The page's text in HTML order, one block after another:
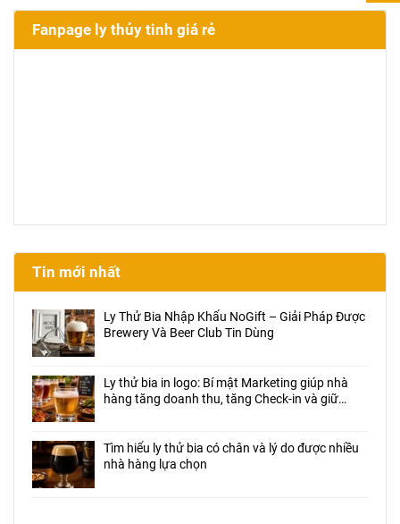
Fanpage ly thủy tinh giá rẻ
Tin mới nhất
Ly Thử Bia Nhập Khẩu NoGift – Giải Pháp Được
Brewery Và Beer Club Tin Dùng
Ly thử bia in logo: Bí mật Marketing giúp nhà
hàng tăng doanh thu, tăng Check-in và giữ
Tìm hiểu ly thử bia có chân và lý do được nhiều
nhà hàng lựa chọn